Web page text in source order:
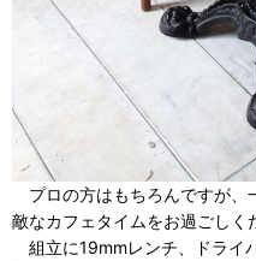
プロの方はもちろんですが、
敵なカフェタイムをお過ごしく
組立に19mmレンチ、ドライ